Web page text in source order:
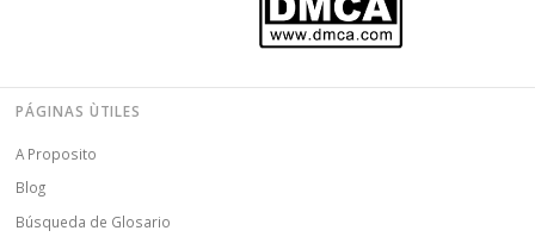
PÁGINAS ÙTILES
A Proposito
Blog
Búsqueda de Glosario